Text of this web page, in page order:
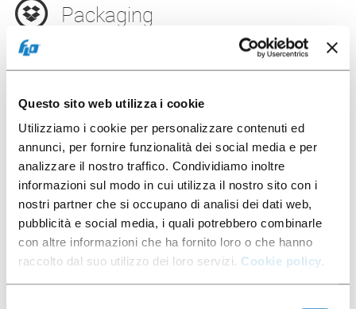
Questo sito web utilizza i cookie
Utilizziamo i cookie per personalizzare contenuti ed
annunci, per fornire funzionalità dei social media e per
analizzare il nostro traffico. Condividiamo inoltre
informazioni sul modo in cui utilizza il nostro sito con i
nostri partner che si occupano di analisi dei dati web,
pubblicità e social media, i quali potrebbero combinarle
con altre informazioni che ha fornito loro o che hanno
raccolto dal suo utilizzo dei loro servizi. Cookie policy.
Packaging
Scarica foto